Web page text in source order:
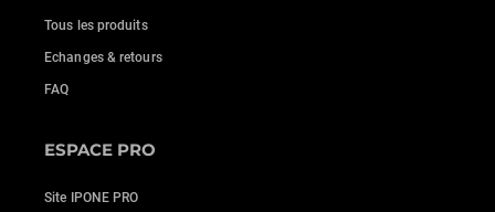
Tous les produits
Echanges & retours
FAQ
ESPACE PRO
Site IPONE PRO